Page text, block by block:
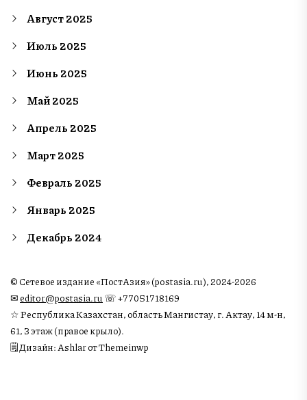
Август 2025
Июль 2025
Июнь 2025
Май 2025
Апрель 2025
Март 2025
Февраль 2025
Январь 2025
Декабрь 2024
© Сетевое издание «ПостАзия» (postasia.ru), 2024-2026
✉︎editor@postasia.ru ☏ +77051718169
☆ Республика Казахстан, область Мангистау, г. Актау, 14 м-н,
61, 3 этаж (правое крыло).
🗒 Дизайн: Ashlar от Themeinwp